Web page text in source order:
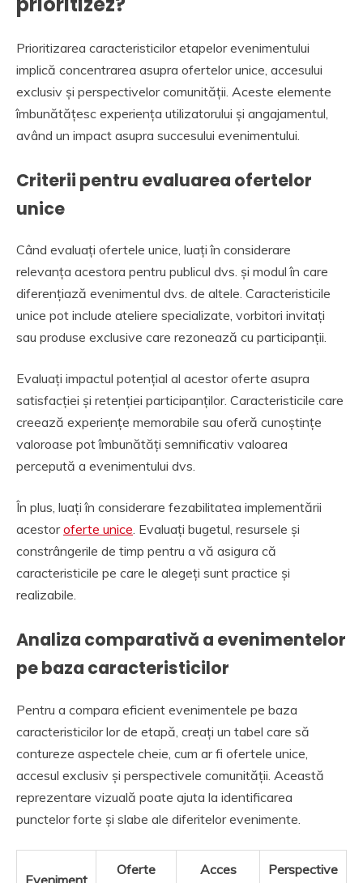
Prioritizarea caracteristicilor etapelor evenimentului
implică concentrarea asupra ofertelor unice, accesului
exclusiv și perspectivelor comunității. Aceste elemente
îmbunătățesc experiența utilizatorului și angajamentul,
având un impact asupra succesului evenimentului.
Criterii pentru evaluarea ofertelor
unice
Când evaluați ofertele unice, luați în considerare
relevanța acestora pentru publicul dvs. și modul în care
diferențiază evenimentul dvs. de altele. Caracteristicile
unice pot include ateliere specializate, vorbitori invitați
sau produse exclusive care rezonează cu participanții.
Evaluați impactul potențial al acestor oferte asupra
satisfacției și retenției participanților. Caracteristicile care
creează experiențe memorabile sau oferă cunoștințe
valoroase pot îmbunătăți semnificativ valoarea
percepută a evenimentului dvs.
În plus, luați în considerare fezabilitatea implementării
acestoroferte unice. Evaluați bugetul, resursele și
constrângerile de timp pentru a vă asigura că
caracteristicile pe care le alegeți sunt practice și
realizabile.
Analiza comparativă a evenimentelor
pe baza caracteristicilor
Pentru a compara eficient evenimentele pe baza
caracteristicilor lor de etapă, creați un tabel care să
contureze aspectele cheie, cum ar fi ofertele unice,
accesul exclusiv și perspectivele comunității. Această
reprezentare vizuală poate ajuta la identificarea
punctelor forte și slabe ale diferitelor evenimente.
Oferte Acces Perspective